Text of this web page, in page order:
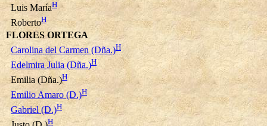
Luis MaríaH
RobertoH
FLORES ORTEGA
Carolina del Carmen (Dña.)H
Edelmira Julia (Dña.)H
Emilia (Dña.)H
Emilio Amaro (D.)H
Gabriel (D.)H
H